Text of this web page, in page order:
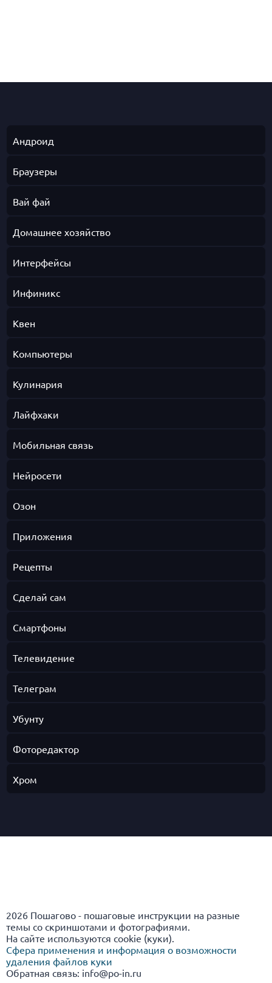
Андроид
Браузеры
Вай фай
Домашнее хозяйство
Интерфейсы
Инфиникс
Квен
Компьютеры
Кулинария
Лайфхаки
Мобильная связь
Нейросети
Озон
Приложения
Рецепты
Сделай сам
Смартфоны
Телевидение
Телеграм
Убунту
Фоторедактор
Хром
2026 Пошагово - пошаговые инструкции на разные
темы со скриншотами и фотографиями.
На сайте используются cookie (куки).
Сфера применения и информация о возможности
удаления файлов куки
Обратная связь: info@po-in.ru